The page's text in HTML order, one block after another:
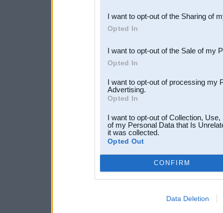
Downstream Participants
third parties.
I want to opt-out of the Sharing of
Opted In
I want to opt-out of the Sale of my
Opted In
I want to opt-out of processing my
Advertising.
Opted In
I want to opt-out of Collection,
of my Personal Data that Is
it was collected.
Opted Out
CONFIRM
Data Deletion